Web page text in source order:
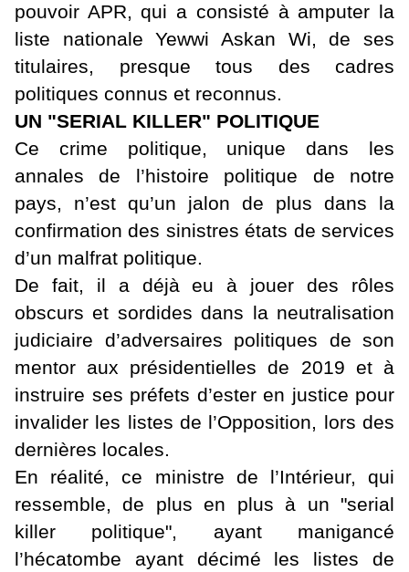
pouvoir APR, qui a consisté à amputer la
liste nationale Yewwi Askan Wi, de ses
titulaires, presque tous des cadres
politiques connus et reconnus.
UN "SERIAL KILLER" POLITIQUE
Ce crime politique, unique dans les
annales de l’histoire politique de notre
pays, n’est qu’un jalon de plus dans la
confirmation des sinistres états de services
d’un malfrat politique.
De fait, il a déjà eu à jouer des rôles
obscurs et sordides dans la neutralisation
judiciaire d’adversaires politiques de son
mentor aux présidentielles de 2019 et à
instruire ses préfets d’ester en justice pour
invalider les listes de l’Opposition, lors des
dernières locales.
En réalité, ce ministre de l’Intérieur, qui
ressemble, de plus en plus à un "serial
killer politique", ayant manigancé
l’hécatombe ayant décimé les listes de